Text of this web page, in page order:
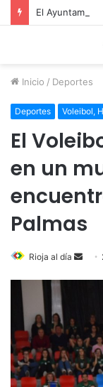
Inicio / Deportes
Deportes Voleibol,
El
en un
Palmas
Rioja al día
a
n
e
m